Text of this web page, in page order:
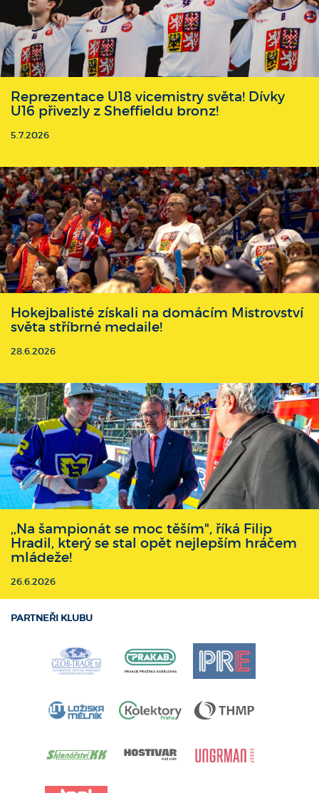
Reprezentace U18 vicemistry světa! Dívky
U16 přivezly z Sheffieldu bronz!
5.7.2026
Hokejbalisté získali na domácím Mistrovství
světa stříbrné medaile!
28.6.2026
,,Na šampionát se moc těším", říká Filip
Hradil, který se stal opět nejlepším hráčem
mládeže!
26.6.2026
PARTNEŘI KLUBU